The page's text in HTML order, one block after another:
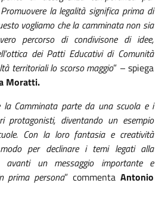
la legalità significa prima di
vogliamo che la camminata non sia
percorso di condivisone di idee,
dei Patti Educativi di Comunità
territoriali lo scorso maggio” – spiega
Moratti.
Camminata parte da una scuola e i
protagonisti, diventando un esempio
Con la loro fantasia e creatività
per declinare i temi legati alla
avanti un messaggio importante e
prima persona” commentaAntonio